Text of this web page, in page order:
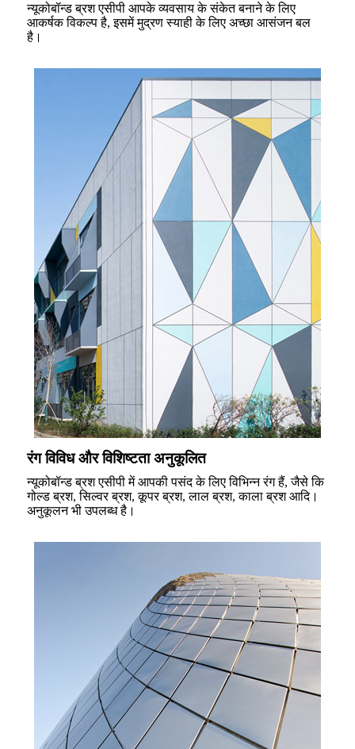
न्यूकोबॉन्ड ब्रश एसीपी आपके व्यवसाय के संकेत बनाने के लिए
आकर्षक विकल्प है, इसमें मुद्रण स्याही के लिए अच्छा आसंजन बल
है।
रंग विविध और विशिष्टता अनुकूलित
न्यूकोबॉन्ड ब्रश एसीपी में आपकी पसंद के लिए विभिन्न रंग हैं, जैसे कि
गोल्ड ब्रश, सिल्वर ब्रश, कूपर ब्रश, लाल ब्रश, काला ब्रश आदि।
अनुकूलन भी उपलब्ध है।